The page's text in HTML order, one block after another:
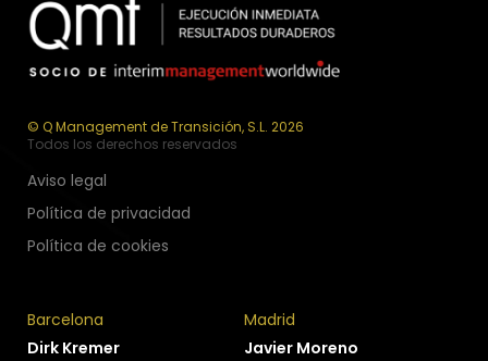
© Q Management de Transición, S.L. 2026
Todos los derechos reservados
Aviso legal
Política de privacidad
Política de cookies
Barcelona
Dirk Kremer
Madrid
Javier Moreno